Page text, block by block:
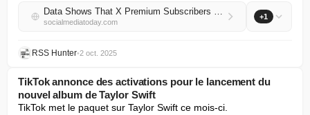
Data Shows That X Premium Subscribers Get Significantly More Post Reach
socialmediatoday.com
+1
RSS Hunter•2 oct. 2025
TikTok annonce des activations pour le lancement du
nouvel album de Taylor Swift
TikTok met le paquet sur Taylor Swift ce mois-ci.